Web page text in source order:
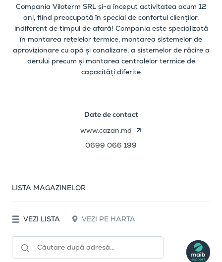
Compania Viloterm SRL și-a început activitatea acum 12
ani, fiind preocupată în special de confortul clienților,
indiferent de timpul de afară! Compania este specializată
în montarea rețelelor termice, montarea sistemelor de
aprovizionare cu apă și canalizare, a sistemelor de răcire a
aerului precum și montarea centralelor termice de
capacități diferite
Date de contact
www.cazan.md
0699 066 199
LISTA MAGAZINELOR
VEZI LISTA VEZI PE HARTA